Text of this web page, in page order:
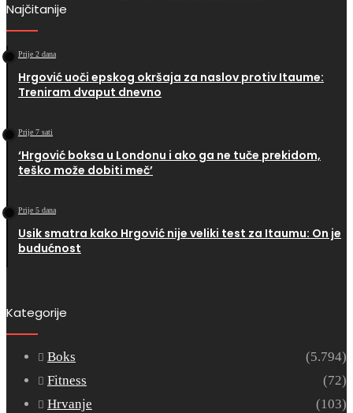
Najčitanije
Prije 2 dana
Hrgović uoči epskog okršaja za naslov protiv Itaume:
Treniram dvaput dnevno
Prije 7 sati
‘Hrgović boksa u Londonu i ako ga ne tuče prekidom,
teško može dobiti meč’
Prije 5 dana
Usik smatra kako Hrgović nije veliki test za Itaumu: On je
budućnost
Kategorije
Boks
(5.794)
Fitness
(72)
Hrvanje
(103)